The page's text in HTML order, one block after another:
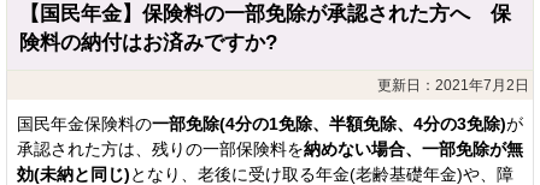
【国民年金】保険料の一部免除が承認された方へ 保
険料の納付はお済みですか?
更新日：2021年7月2日
国民年金保険料の一部免除(4分の1免除、半額免除、4分の3免除)が
承認された方は、残りの一部保険料を納めない場合、一部免除が無
効(未納と同じ)となり、老後に受け取る年金(老齢基礎年金)や、障